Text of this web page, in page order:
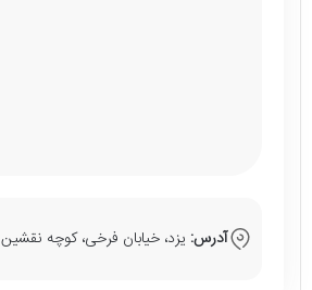
آدرس: یزد، خیابان فرخی، کوچه نقشین